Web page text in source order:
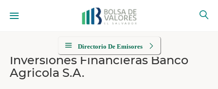
Directorio De Emisores
Inversiones Financieras Banco
Agricola S.A.